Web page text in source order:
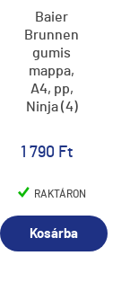
Baier
Brunnen
gumis
mappa,
A4, pp,
Ninja (4)
1 790 Ft
RAKTÁRON
Kosárba